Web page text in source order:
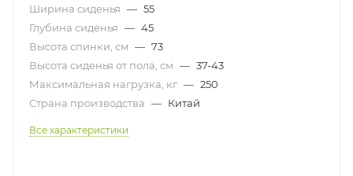
Ширина сиденья — 55
Глубина сиденья — 45
Высота спинки, см — 73
Высота сиденья от пола, см — 37-43
Максимальная нагрузка, кг — 250
Страна производства — Китай
Все характеристики